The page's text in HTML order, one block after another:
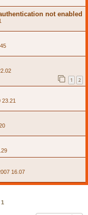
not enabled
1 2
23.21
16.07
1